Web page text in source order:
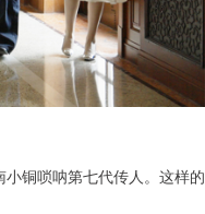
铜唢呐第七代传人。这样的